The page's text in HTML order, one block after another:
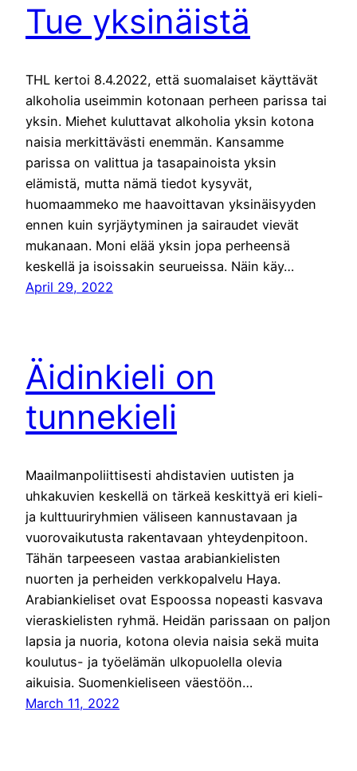
Tue yksinäistä
THL kertoi 8.4.2022, että suomalaiset käyttävät
alkoholia useimmin kotonaan perheen parissa tai
yksin. Miehet kuluttavat alkoholia yksin kotona
naisia merkittävästi enemmän. Kansamme
parissa on valittua ja tasapainoista yksin
elämistä, mutta nämä tiedot kysyvät,
huomaammeko me haavoittavan yksinäisyyden
ennen kuin syrjäytyminen ja sairaudet vievät
mukanaan. Moni elää yksin jopa perheensä
keskellä ja isoissakin seurueissa. Näin käy…
April 29, 2022
Äidinkieli on
tunnekieli
Maailmanpoliittisesti ahdistavien uutisten ja
uhkakuvien keskellä on tärkeä keskittyä eri kieli-
ja kulttuuriryhmien väliseen kannustavaan ja
vuorovaikutusta rakentavaan yhteydenpitoon.
Tähän tarpeeseen vastaa arabiankielisten
nuorten ja perheiden verkkopalvelu Haya.
Arabiankieliset ovat Espoossa nopeasti kasvava
vieraskielisten ryhmä. Heidän parissaan on paljon
lapsia ja nuoria, kotona olevia naisia sekä muita
koulutus- ja työelämän ulkopuolella olevia
aikuisia. Suomenkieliseen väestöön…
March 11, 2022